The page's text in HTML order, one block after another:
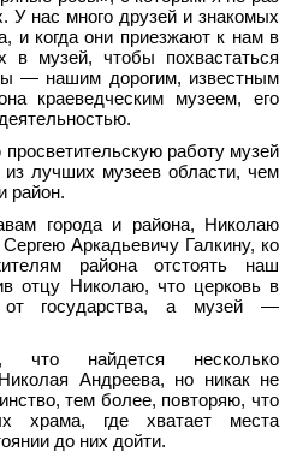
У нас много друзей и знакомых
и когда они приезжают к нам в
в музей, чтобы похвастаться
— нашим дорогим, известным
краеведческим музеем, его
работу музей
из лучших музеев области, чем
район.
города и района, Николаю
Аркадьевичу Галкину, ко
района отстоять наш
отцу Николаю, что церковь в
от государства, а музей —
что найдется несколько
Николая Андреева, но никак не
тем более, повторяю, что
храма, где хватает места
до них дойти.